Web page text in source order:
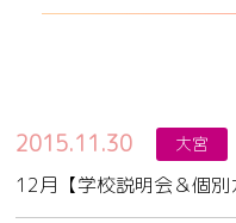
2015.11.30 大宮
12月【学校説明会＆個別